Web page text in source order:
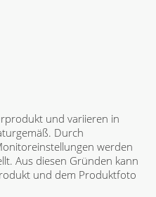
und variieren in
Durch
werden
Aus diesen Gründen kann
und dem Produktfoto